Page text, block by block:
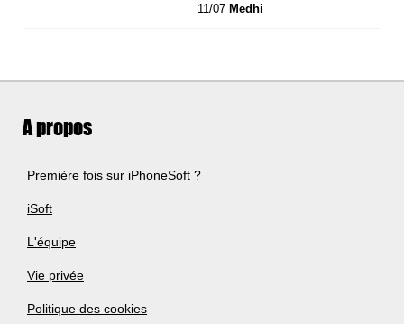
11/07 Medhi
A propos
Première fois sur iPhoneSoft ?
iSoft
L'équipe
Vie privée
Politique des cookies